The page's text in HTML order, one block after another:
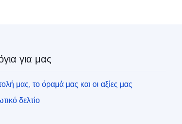
για μας
μας, το όραμά μας και οι αξίες μας
δελτίο